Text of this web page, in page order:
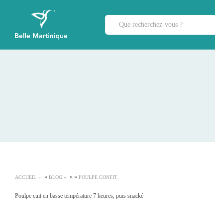
ACCUEIL » BLOG » » POULPE CONFIT
Poulpe cuit en basse température 7 heures, puis snacké